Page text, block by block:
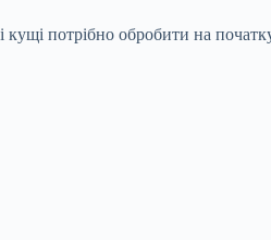
потрібно обробити на